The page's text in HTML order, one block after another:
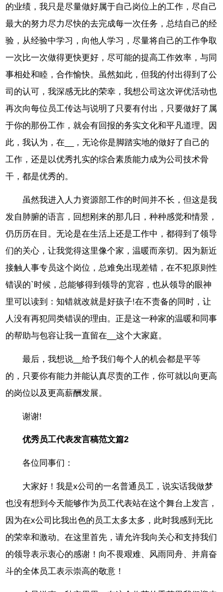
的业绩，我只是尽量做好属于自己岗位上的工作，尽自己
最大的努力尽力尽快的去完成每一次任务，总结自己的经
验，从经验中学习，向他人学习，尽量将自己的工作争取
一次比一次做得更快更好，尽可能的提高工作效率，与同
事相处和睦，合作愉快。虽然如此，但我的付出得到了公
司的认可，我深感无比的荣幸，我想公司这次评优活动也
再次向每位员工传达与说明了只要有付出，只要做好了属
于你的那份工作，就会有回报的务实文化和平凡道理。因
此，我认为，在__，无论你是脚踏实地的做好了自己的
工作，还是以优秀扎实的综合素质能力成为公司技术骨
干，都是优秀的。
虽然我进入人力资源部工作的时间并不长，但这是我
发自肺腑的语言，回想刚来的那几日，种种感觉和情景，
仍历历在目。无论是在生活上还是工作中，都得到了领导
们的关心，让我觉得这里像个家，温暖而亲切。因为新近
接触人事专员这个岗位，总难免出现差错，在不犯原则性
错误的`时候，总能够得到领导的宽容，也从领导的眼神
里可以读到：知错就改就是好孩子!在不责备的同时，让
人没有再犯同类错误的理由。正是这一种家的温暖和同事
的帮助与包容让我一直留在__这个大家庭。
最后，我想说__给予我们每个人的机会都是平等
的，只要你有能力并能认真尽责的工作，你可就以向更高
的岗位以及更高薪酬发展。
谢谢!
优秀员工代表发言稿范文篇2
各位同事们：
大家好！我是x公司的一名普通员工，说实话我做梦
也没有想到今天能够作为员工代表站在这个舞台上发言，
因为在x公司比我出色的员工太多太多，此时我感到无比
的荣幸和激动。在这里首先，请允许我向关心和支持我们
的领导表示衷心的感谢！向不畏艰难、风雨同舟、并肩奋
斗的全体员工表示崇高的敬意！